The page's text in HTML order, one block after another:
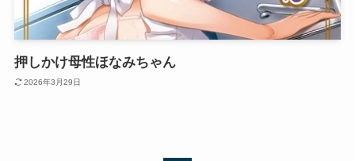
押しかけ母性ほなみちゃん
2026年3月29日